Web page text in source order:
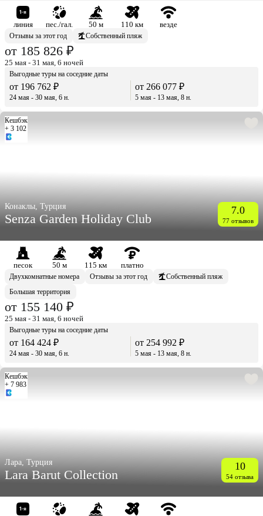
линия пес./гал. 50 м 110 км
везде
Отзывы за этот год
Собственный пляж
от 185 826 ₽
25 мая - 31 мая, 6 ночей
Выгодные туры на соседние даты
от 196 762 ₽
24 мая - 30 мая, 6 н.
от 266 077 ₽
5 мая - 13 мая, 8 н.
Кешбэк
+ 3 102
Конаклы, Турция
Senza Garden Holiday Club
7.0
77 отзывов
песок 50 м 115 км
платно
Двухкомнатные номера
Отзывы за этот год
Собственный пляж
Большая территория
от 155 140 ₽
25 мая - 31 мая, 6 ночей
Выгодные туры на соседние даты
от 164 424 ₽
24 мая - 30 мая, 6 н.
от 254 992 ₽
5 мая - 13 мая, 8 н.
Кешбэк
+ 7 983
Лара, Турция
Lara Barut Collection
10
54 отзыва